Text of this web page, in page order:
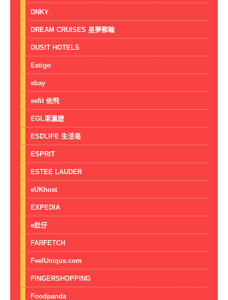
DNKY
DREAM CRUISES 星夢郵輪
DUSIT HOTELS
Eatigo
ebay
eefit 依飛
EGL東瀛遊
ESDLIFE 生活易
ESPRIT
ESTEE LAUDER
eUKhost
EXPEDIA
e肚仔
FARFETCH
FeelUnique.com
FINGERSHOPPING
Foodpanda